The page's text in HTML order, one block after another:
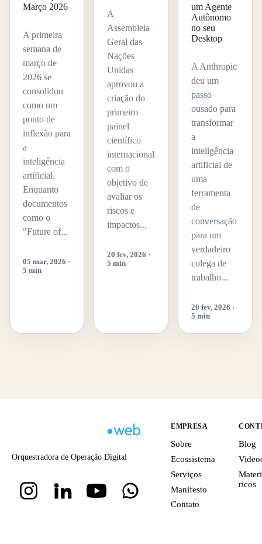
Março 2026
A primeira
semana de
março de
2026 se
consolidou
como um
ponto de
inflexão para
a
inteligência
artificial.
Enquanto
documentos
como o
"Future of...
05 mar, 2026 ·
5 min
A
Assembleia
Geral das
Nações
Unidas
aprovou a
criação do
primeiro
painel
científico
internacional
com o
objetivo de
avaliar os
riscos e
impactos...
20 fev, 2026 ·
5 min
um Agente
Autônomo
no seu
Desktop
A Anthropic
deu um
passo
ousado para
transformar
a
inteligência
artificial de
uma
ferramenta
de
conversação
para um
verdadeiro
colega de
trabalho...
20 fev, 2026 ·
5 min
Orquestradora de Operação Digital
EMPRESA
Sobre
Ecossistema
Serviços
Manifesto
Contato
Blog
ricos